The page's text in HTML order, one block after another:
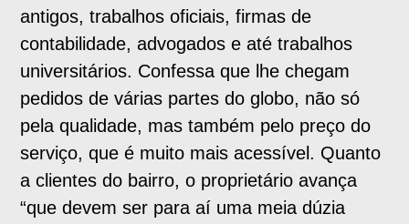
antigos, trabalhos oficiais, firmas de
contabilidade, advogados e até trabalhos
universitários. Confessa que lhe chegam
pedidos de várias partes do globo, não só
pela qualidade, mas também pelo preço do
serviço, que é muito mais acessível. Quanto
a clientes do bairro, o proprietário avança
“que devem ser para aí uma meia dúzia